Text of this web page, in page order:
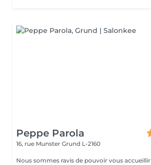
Peppe Parola
16, rue Munster Grund L-2160
Nous sommes ravis de pouvoir vous accueillir Dans la mesure